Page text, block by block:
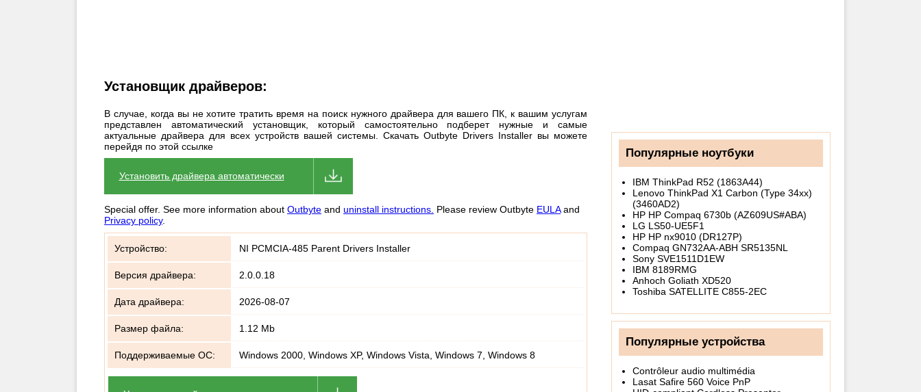
Установщик драйверов:
В случае, когда вы не хотите тратить время на поиск нужного драйвера для вашего ПК, к вашим услугам
представлен автоматический установщик, который самостоятельно подберет нужные и самые
актуальные драйвера для всех устройств вашей системы. Скачать Outbyte Drivers Installer вы можете
перейдя по этой ссылке
Установить драйвера автоматически
Special offer. See more information about Outbyte and uninstall instructions. Please review Outbyte EULAand
Privacy policy.
Устройство: NI PCMCIA-485 Parent Drivers Installer
Версия драйвера: 2.0.0.18
Дата драйвера: 2026-08-07
Размер файла: 1.12 Mb
Поддерживаемые ОС: Windows 2000, Windows XP, Windows Vista, Windows 7, Windows 8
Популярные ноутбуки
IBM ThinkPad R52 (1863A44)
Lenovo ThinkPad X1 Carbon (Type 34xx)
(3460AD2)
HP HP Compaq 6730b (AZ609US#ABA)
LG LS50-UE5F1
HP HP nx9010 (DR127P)
Compaq GN732AA-ABH SR5135NL
Sony SVE1511D1EW
IBM 8189RMG
Anhoch Goliath XD520
Toshiba SATELLITE C855-2EC
Популярные устройства
Contrôleur audio multimédia
Lasat Safire 560 Voice PnP